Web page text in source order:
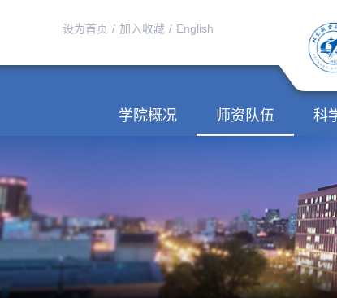
设为首页 / 加入收藏 / English
学院概况 师资队伍 科